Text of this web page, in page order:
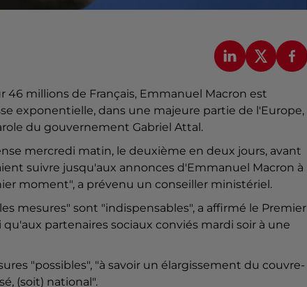
46 millions de Français, Emmanuel Macron est
exponentielle, dans une majeure partie de l'Europe,
du gouvernement Gabriel Attal.
mercredi matin, le deuxième en deux jours, avant
suivre jusqu'aux annonces d'Emmanuel Macron à
moment", a prévenu un conseiller ministériel.
mesures" sont "indispensables", a affirmé le Premier
partenaires sociaux conviés mardi soir à une
"possibles", "à savoir un élargissement du couvre-
(soit) national".